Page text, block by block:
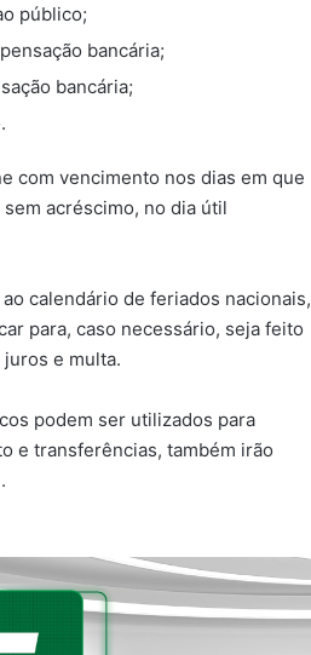
público;
bancária;
bancária;
com vencimento nos dias em que
acréscimo, no dia útil
calendário de feriados nacionais,
para, caso necessário, seja feito
e multa.
podem ser utilizados para
e transferências, também irão